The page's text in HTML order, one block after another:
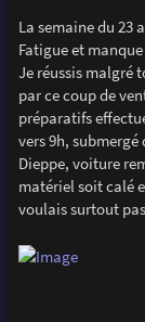
La semaine du 23
Fatigue et
Je réussis malgré
par ce coup de
préparatifs
vers 9h,
Dieppe, voiture
matériel soit calé
voulais surtout